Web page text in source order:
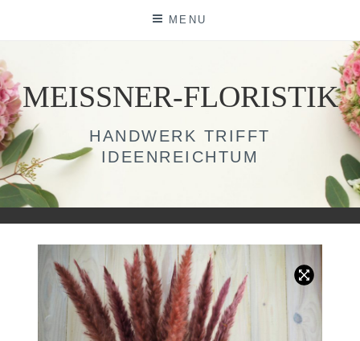
MENU
MEISSNER-FLORISTIK
HANDWERK TRIFFT
IDEENREICHTUM